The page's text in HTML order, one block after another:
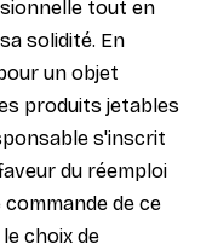
tout en
solidité. En
un objet
produits jetables
s'inscrit
du réemploi
de ce
choix de